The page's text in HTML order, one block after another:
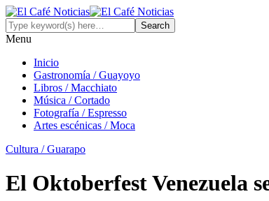
Menu
Inicio
Gastronomía / Guayoyo
Libros / Macchiato
Música / Cortado
Fotografía / Espresso
Artes escénicas / Moca
Cultura / Guarapo
El Oktoberfest Venezuela